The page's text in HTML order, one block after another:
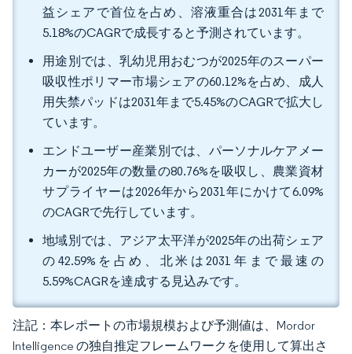
益シェアで首位を占め、溶液重合は2031年まで
5.18%のCAGRで成長すると予測されています。
用途別では、乳幼児用おむつが2025年のスーパー
吸収性ポリマー市場シェアの60.12%を占め、成人
用失禁パッドは2031年まで5.45%のCAGRで拡大し
ています。
エンドユーザー産業別では、パーソナルケアメー
カーが2025年の数量の80.76%を吸収し、農業資材
サプライヤーは2026年から2031年にかけて6.09%
のCAGRで先行しています。
地域別では、アジア太平洋が2025年の出荷シェア
の42.59%を占め、北米は2031年まで最速の
5.59%CAGRを達成する見込みです。
注記：本レポートの市場規模および予測値は、Mordor
Intelligence の独自推定フレームワークを使用して算出さ